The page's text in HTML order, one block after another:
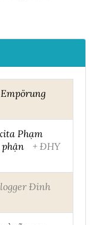
Phạm
+ ĐHY
Đinh